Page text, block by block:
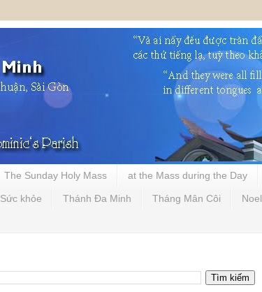
The Sunday Holy Mass at the Mass during the Day
Sức khỏe Thánh Đa Minh Tháng Mân Côi Noel